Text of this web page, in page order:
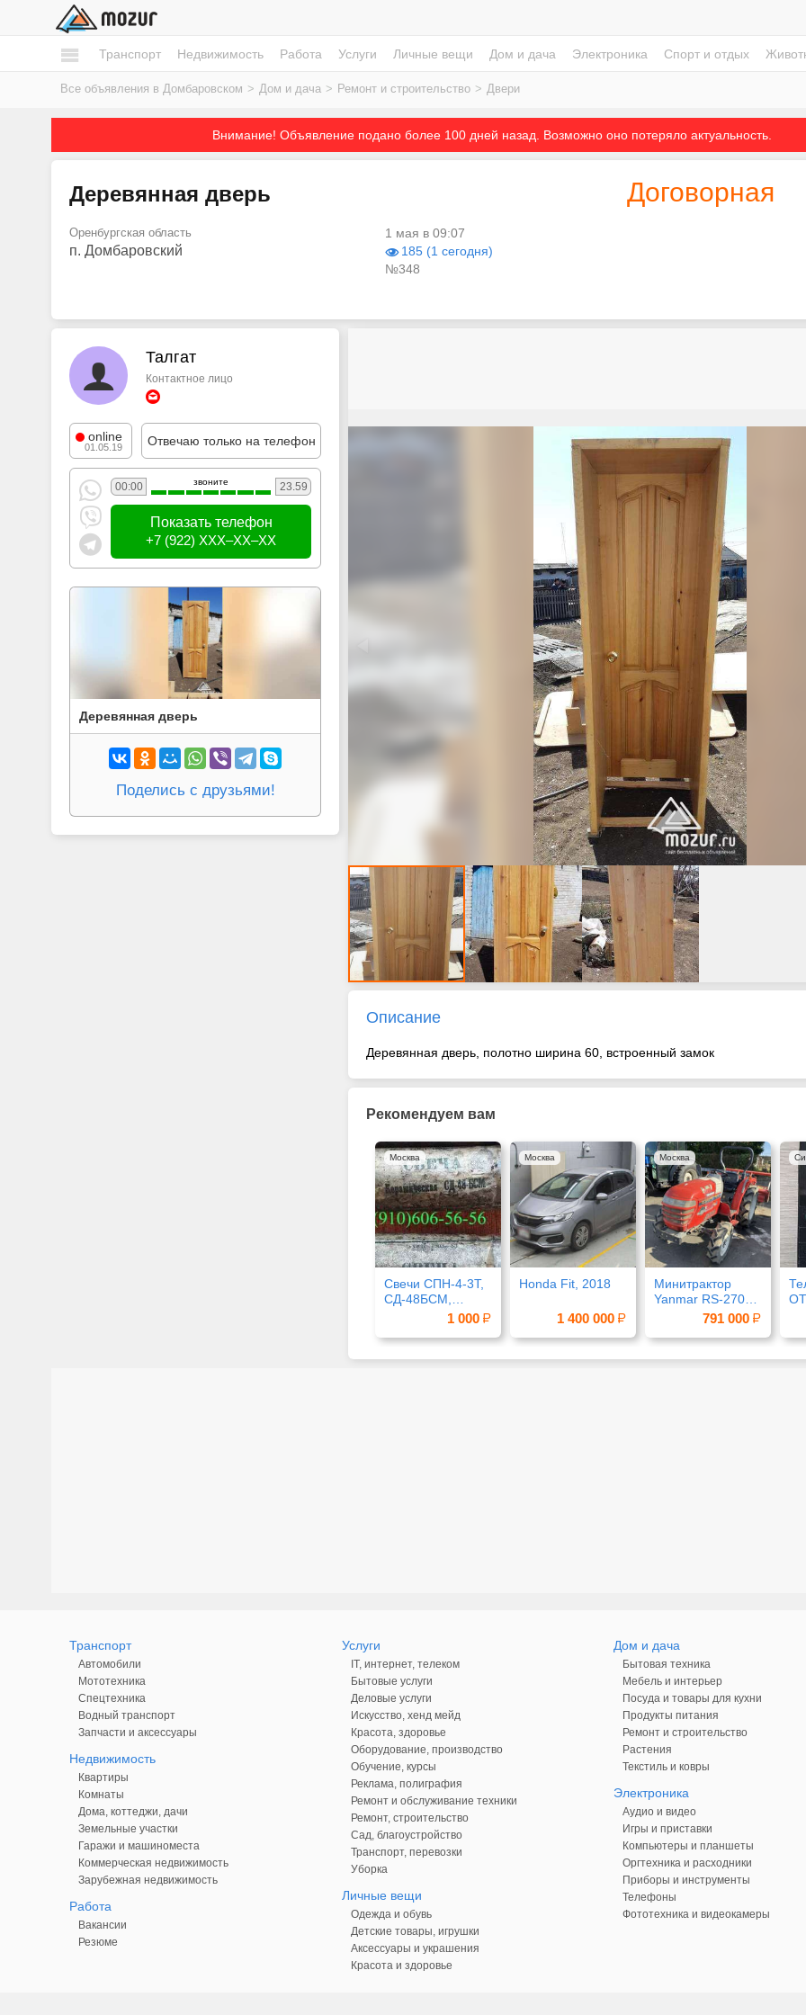
Транспорт Недвижимость Работа Услуги Личные вещи Дом и дача Электроника Спорт и отдых
Все объявления в Домбаровском > Дом и дача > Ремонт и строительство > Двери
Внимание! Объявление подано более 100 дней назад. Возможно оно потеряло актуальность.
Деревянная дверь
Оренбургская область
п. Домбаровский
1 мая в 09:07
185 (1 сегодня)
№348
Договорная
Талгат
Контактное лицо
online
01.05.19 Отвечаю только на телефон
00:00 звоните 23.59
Показать телефон
+7 (922) XXX–XX–XX
Деревянная дверь
Поделись с друзьями!
Описание
Деревянная дверь, полотно ширина 60, встроенный замок
Рекомендуем вам
Свечи СПН-4-3Т,
СД-48БСМ,
1 000
Москва
Honda Fit, 2018
1 400 000
Москва
Минитрактор
Yanmar RS-270
4х4 фреза
мч
791 000
Москва
Транспорт
Автомобили
Мототехника
Спецтехника
Водный транспорт
Запчасти и аксессуары
Недвижимость
Квартиры
Комнаты
Дома, коттеджи, дачи
Земельные участки
Гаражи и машиноместа
Коммерческая недвижимость
Зарубежная недвижимость
Работа
Вакансии
Резюме
Услуги
IT, интернет, телеком
Бытовые услуги
Деловые услуги
Искусство, хенд мейд
Красота, здоровье
Оборудование, производство
Обучение, курсы
Реклама, полиграфия
Ремонт и обслуживание техники
Ремонт, строительство
Сад, благоустройство
Транспорт, перевозки
Уборка
Личные вещи
Одежда и обувь
Детские товары, игрушки
Аксессуары и украшения
Красота и здоровье
Дом и дача
Бытовая техника
Мебель и интерьер
Посуда и товары для кухни
Продукты питания
Ремонт и строительство
Растения
Текстиль и ковры
Электроника
Аудио и видео
Игры и приставки
Компьютеры и планшеты
Оргтехника и расходники
Приборы и инструменты
Телефоны
Фототехника и видеокамеры